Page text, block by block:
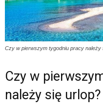
Czy w pierwszym tygodniu pracy należy
Czy w
należy się urlop?